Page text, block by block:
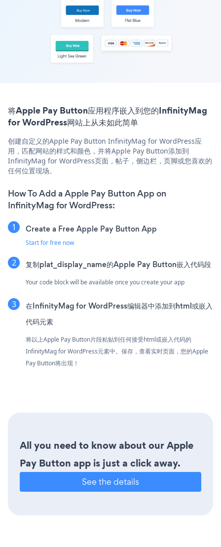
将Apple Pay Button应用程序嵌入到您的InfinityMag
for WordPress网站上从未如此简单
创建自定义的Apple Pay Button InfinityMag for WordPress应
用，匹配网站的样式和颜色，并将Apple Pay Button添加到
InfinityMag for WordPress页面，帖子，侧边栏，页脚或您喜欢的
任何位置现场。
How To Add a Apple Pay Button App on
InfinityMag for WordPress:
Create a Free Apple Pay Button App
Start for free now
复制plat_display_name的Apple Pay Button嵌入代码段
Your code block will be available once you create your app
在InfinityMag for WordPress编辑器中添加到html或嵌入
代码元素
将以上Apple Pay Button片段粘贴到任何接受html或嵌入代码的
InfinityMag for WordPress元素中。保存，查看实时页面，您的Apple
Pay Button将出现！
All you need to know about our Apple
Pay Button app is just a click away.
See the details